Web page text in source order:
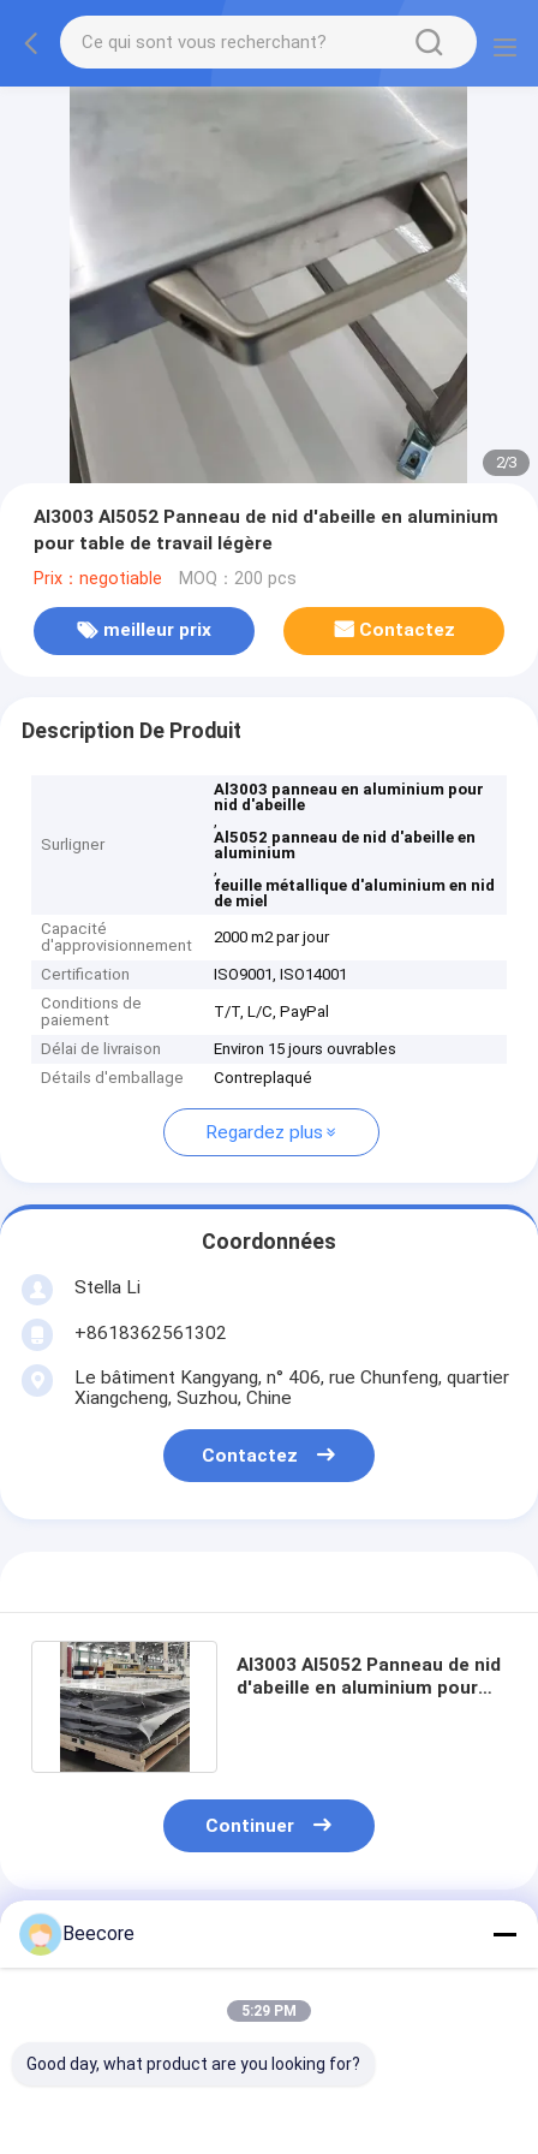
2/3
Al3003 Al5052 Panneau de nid d'abeille en aluminium
pour table de travail légère
Prix：negotiable MOQ：200 pcs
meilleur prix Contactez
Description De Produit
Surligner
Al3003 panneau en aluminium pour
nid d'abeille
,
Al5052 panneau de nid d'abeille en
aluminium
,
feuille métallique d'aluminium en nid
de miel
Capacité
d'approvisionnement
2000 m2 par jour
Certification
ISO9001, ISO14001
Conditions de
paiement
T/T, L/C, PayPal
Délai de livraison
Environ 15 jours ouvrables
Détails d'emballage
Contreplaqué
Regardez plus
Coordonnées
Stella Li
+8618362561302
Le bâtiment Kangyang, n° 406, rue Chunfeng, quartier
Xiangcheng, Suzhou, Chine
Contactez
Al3003 Al5052 Panneau de nid
d'abeille en aluminium pour
Continuer
Produits Recommandés
Beecore
5:29 PM
Good day, what product are you looking for?